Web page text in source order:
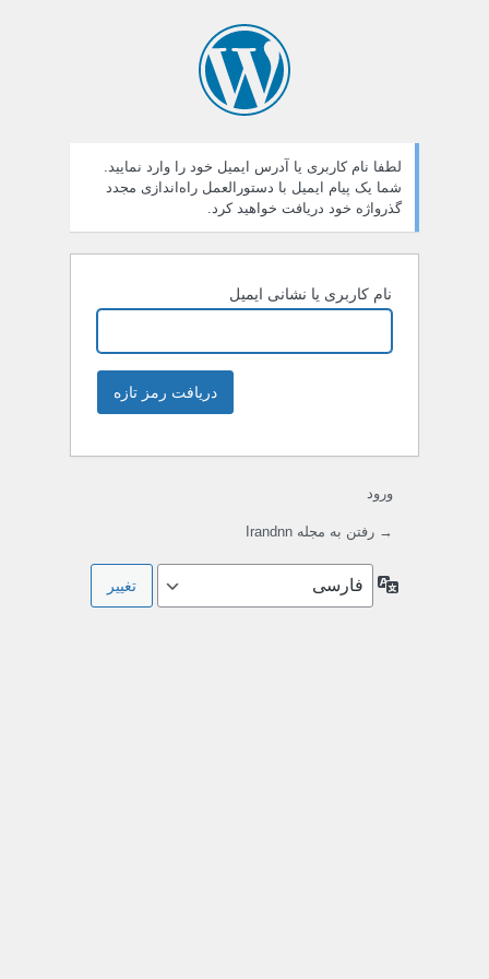
لطفا نام کاربری یا آدرس ایمیل خود را وارد نمایید.
شما یک پیام ایمیل با دستورالعمل راه‌اندازی مجدد
گذرواژه خود دریافت خواهید کرد.
نام کاربری یا نشانی ایمیل
ورود
→ رفتن به مجله Irandnn
زبان